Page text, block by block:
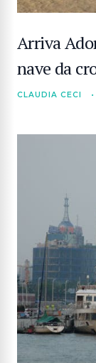
Arriva
nave da
CLAUDIA CECI •